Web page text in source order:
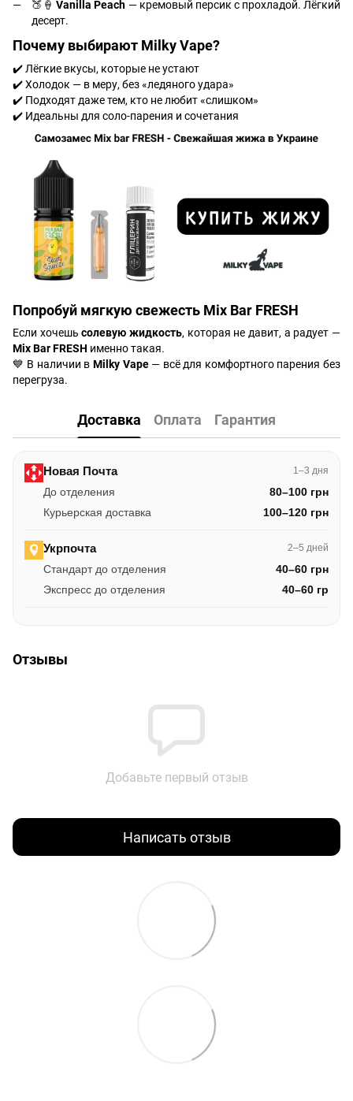
🍑🍦Vanilla Peach — кремовый персик с прохладой. Лёгкий
десерт.
Почему выбирают Milky Vape?
✔️ Лёгкие вкусы, которые не устают
✔️ Холодок — в меру, без «ледяного удара»
✔️ Подходят даже тем, кто не любит «слишком»
✔️ Идеальны для соло-парения и сочетания
Попробуй мягкую свежесть Mix Bar FRESH
Если хочешьсолевую жидкость, которая не давит, а радует —
Mix Bar FRESH именно такая.
💙 В наличии в Milky Vape— всё для комфортного парения без
перегруза.
Доставка Оплата Гарантия
Новая Почта 1–3 дня
До отделения
80–100 грн
Курьерская доставка
100–120 грн
Укрпочта 2–5 дней
Стандарт до отделения
40–60 грн
Экспресс до отделения
40–60 гр
Отзывы
Добавьте первый отзыв
Написать отзыв